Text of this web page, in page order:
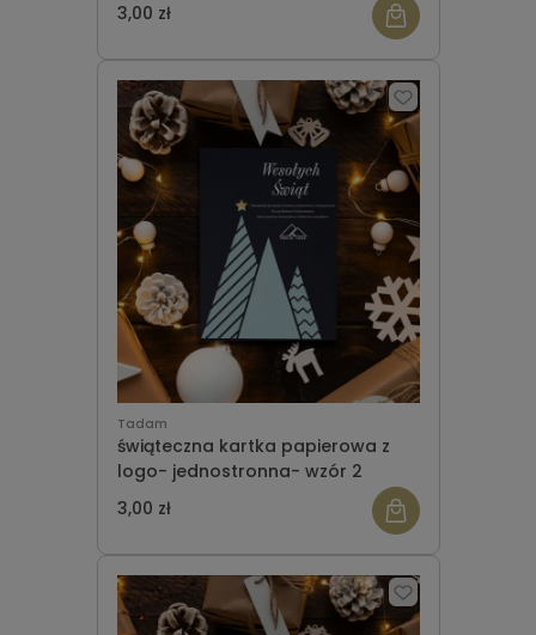
3,00 zł
Tadam
świąteczna kartka papierowa z
logo- jednostronna- wzór 2
3,00 zł